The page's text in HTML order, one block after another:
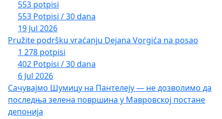
553 potpisi
553 Potpisi / 30 dana
19 Jul 2026
Pružite podršku vraćanju Dejana Vorgića na posao
1 278 potpisi
402 Potpisi / 30 dana
6 Jul 2026
Сачувајмо Шумицу на Пантелеју — не дозволимо да
последња зелена површина у Мавровској постане
депонија